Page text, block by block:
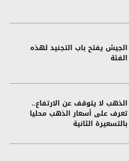
الجيش يفتح باب التجنيد لهذه
الفئة
الذهب لا يتوقف عن الارتفاع..
تعرف على أسعار الذهب محليا
بالتسعيرة الثانية